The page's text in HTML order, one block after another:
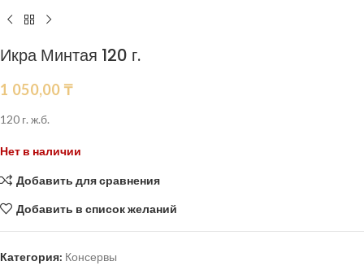
Икра Минтая 120 г.
1 050,00 ₸
120 г. ж.б.
Нет в наличии
Добавить для сравнения
Добавить в список желаний
Категория: Консервы